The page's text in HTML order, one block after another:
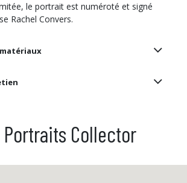
le portrait est numéroté et signé
Rachel Convers.
Collector